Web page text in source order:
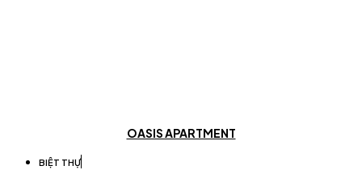
OASIS APARTMENT
BIỆT THỰ